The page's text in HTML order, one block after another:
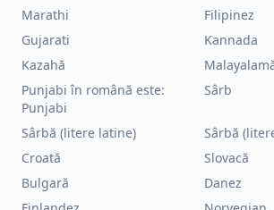
Marathi
Filipinez
Gujarati
Kannada
Kazahă
Punjabi în română este:
Punjabi
Sârb
Sârbă (litere latine)
Sârbă
Croată
Slovacă
Bulgară
Danez